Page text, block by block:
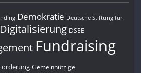
Demokratie Deutsche Stiftung für
Digitalisierung DSEE
Fundraising
Gemeinnützige